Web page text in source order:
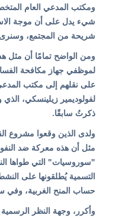
ومكتب المدعي العام
شيء يدل على أن موجة
شريحة من المجتمع،
ومن الواضح تمامًا أن مثل
لموظفي جهاز مكافحة
على نقلهم إلى مكتب
لفولوديمير زيلينسكي،
ذكرتُ سابقًا.
ولدى الذين وقعوا مشروع
مثل أن هذه معركة ضد
"سوروسيات" التي طواها
التسمية يُطلقونها على
حساب المنح الغربية، وفي
وأكرر، وجهة النظر